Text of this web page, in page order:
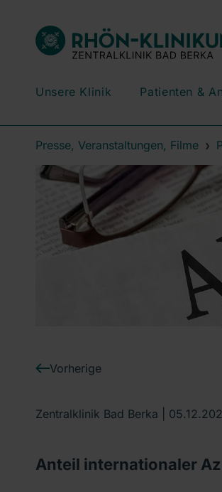
Unsere Klinik Patienten &
Presse, Veranstaltungen, Filme
Vorherige
Zentralklinik Bad Berka |
Anteil internationaler